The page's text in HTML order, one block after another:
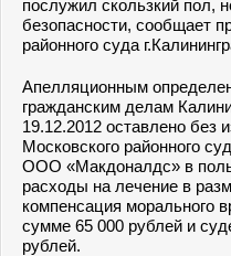
послужил скользкий пол,
безопасности, сообщает
районного суда
Апелляционным
гражданским делам
19.12.2012 оставлено без
Московского районного
ООО «Макдоналдс» в
расходы на лечение в
компенсация морального
сумме 65 000 рублей и
рублей.